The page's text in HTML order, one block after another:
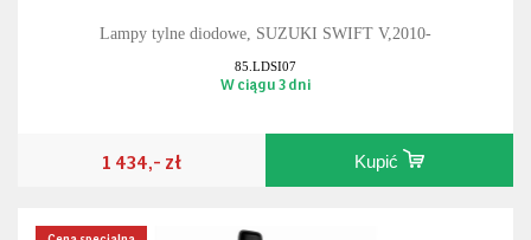
Lampy tylne diodowe, SUZUKI SWIFT V,2010-
85.LDSI07
W ciągu 3 dni
1 434,- zł Kupić